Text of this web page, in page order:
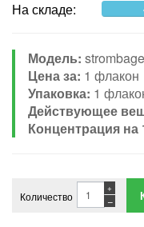
На складе:
Модель:
Цена за: 1 флакон
Упаковка: 1
Действующее
Концентрация на
Количество −
+